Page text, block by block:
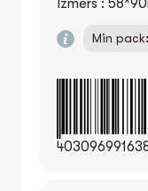
Izmērs :
Min pack: